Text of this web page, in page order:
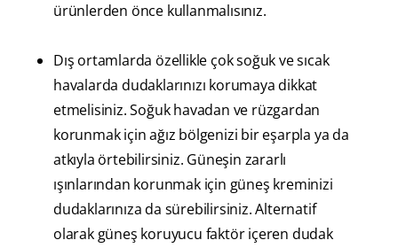
ürünlerden önce kullanmalısınız.
Dış ortamlarda özellikle çok soğuk ve sıcak
havalarda dudaklarınızı korumaya dikkat
etmelisiniz. Soğuk havadan ve rüzgardan
korunmak için ağız bölgenizi bir eşarpla ya da
atkıyla örtebilirsiniz. Güneşin zararlı
ışınlarından korunmak için güneş kreminizi
dudaklarınıza da sürebilirsiniz. Alternatif
olarak güneş koruyucu faktör içeren dudak